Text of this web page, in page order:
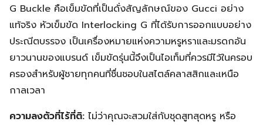
G Buckle คือเข็มขัดที่เป็นดั่งสัญลักษณ์ของ Gucci อย่าง
แท้จริง หัวเข็มขัด Interlocking G ที่ได้รับการออกแบบอย่าง
ประณีตบรรจง เป็นเครื่องหมายแห่งความหรูหราและมรดกอัน
ยาวนานของแบรนด์ เข็มขัดรุ่นนี้จึงเป็นไอเท็มที่ควรมีไว้ในครอบ
ครองสำหรับผู้ชายทุกคนที่ชื่นชอบในสไตล์คลาสสิกและเหนือ
กาลเวลา
ความลงตัวที่ไร้ที่ติ: ไม่ว่าคุณจะสวมใส่กับชุดสูทสุดหรู หรือ